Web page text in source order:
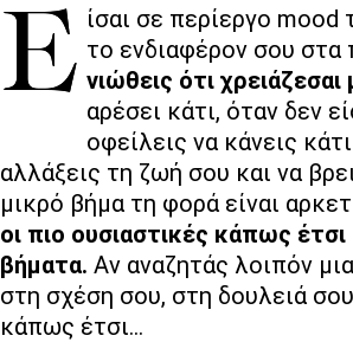
Είσαι σε περίεργο mood τελευταία... Βαριέσαι συχνά, έχεις χάσει το ενδιαφέρον σου στα
νιώθεις ότι
αρέσει κάτι, όταν δεν
οφείλεις να κάνεις
αλλάξεις τη ζωή σου και να
μικρό βήμα τη φορά είναι
οι πιο ουσιαστικές κάπως
βήματα. Αν αναζητάς λοιπόν
στη σχέση σου, στη δουλειά
κάπως έτσι...